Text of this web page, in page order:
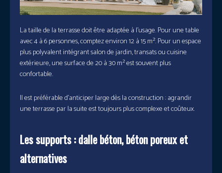
La taille de la terrasse doit être adaptée à l’usage. Pour une table
avec 4 à 6 personnes, comptez environ 12 à 15 m². Pour un espace
plus polyvalent intégrant salon de jardin, transats ou cuisine
extérieure, une surface de 20 à 30 m² est souvent plus
confortable.
Il est préférable d’anticiper large dès la construction : agrandir
une terrasse par la suite est toujours plus complexe et coûteux.
Les supports : dalle béton, béton poreux et
alternatives